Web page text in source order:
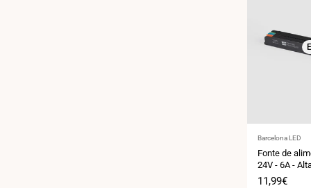
Fornecedor:
Barcelona LED
Fonte de
24V - 6A -
Preço
11,99€